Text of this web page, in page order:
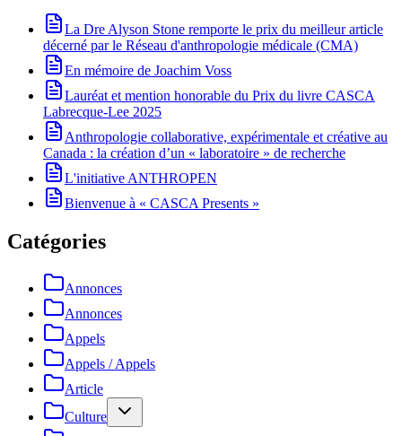
La Dre Alyson Stone remporte le prix du meilleur article
décerné par le Réseau d'anthropologie médicale (CMA)
En mémoire de Joachim Voss
Lauréat et mention honorable du Prix du livre CASCA
Labrecque-Lee 2025
Anthropologie collaborative, expérimentale et créative au
Canada : la création d’un « laboratoire » de recherche
L'initiative ANTHROPEN
Bienvenue à « CASCA Presents »
Catégories
Annonces
Annonces
Appels
Appels / Appels
Article
Culture